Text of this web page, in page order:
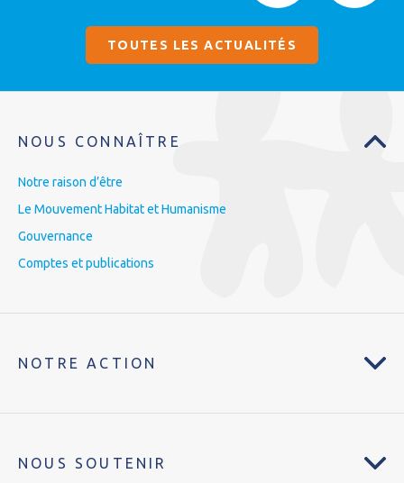
TOUTES LES ACTUALITÉS
NOUS CONNAÎTRE
Notre raison d’être
Le Mouvement Habitat et Humanisme
Gouvernance
Comptes et publications
NOTRE ACTION
NOUS SOUTENIR